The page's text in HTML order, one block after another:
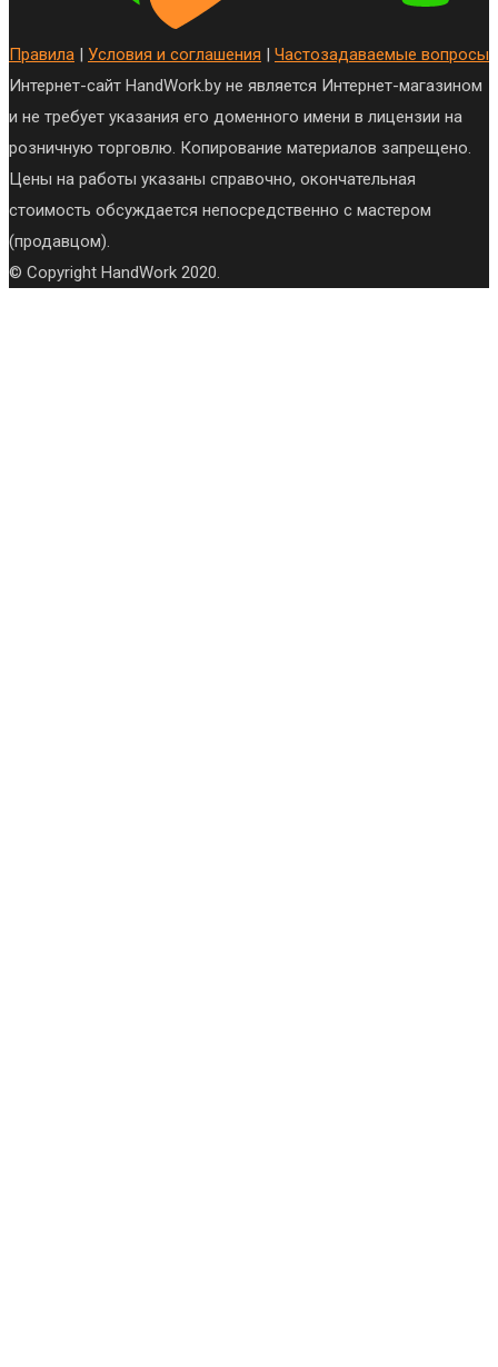
Правила | Условия и соглашения | Частозадаваемые вопросы
Интернет-сайт HandWork.by не является Интернет-магазином
и не требует указания его доменного имени в лицензии на
розничную торговлю. Копирование материалов запрещено.
Цены на работы указаны справочно, окончательная
стоимость обсуждается непосредственно с мастером
(продавцом).
© Copyright HandWork 2020.